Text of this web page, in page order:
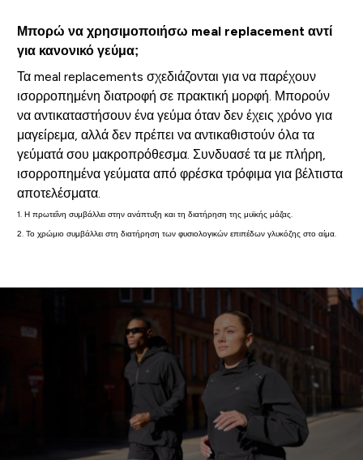
Μπορώ να χρησιμοποιήσω meal replacement αντί
για κανονικό γεύμα;
Τα meal replacements σχεδιάζονται για να παρέχουν
ισορροπημένη διατροφή σε πρακτική μορφή. Μπορούν
να αντικαταστήσουν ένα γεύμα όταν δεν έχεις χρόνο για
μαγείρεμα, αλλά δεν πρέπει να αντικαθιστούν όλα τα
γεύματά σου μακροπρόθεσμα. Συνδυασέ τα με πλήρη,
ισορροπημένα γεύματα από φρέσκα τρόφιμα για βέλτιστα
αποτελέσματα.
1. Η πρωτεΐνη συμβάλλει στην ανάπτυξη και τη διατήρηση της μυϊκής μάζας.
2. Το χρώμιο συμβάλλει στη διατήρηση των φυσιολογικών επιπέδων γλυκόζης στο αίμα.